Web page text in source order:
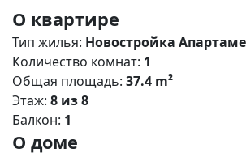
нас, Вы получаете: 1. 0% комиссии
ипотеки бесплатно; 2. Покупку
цене застройщика + акции, бонусы,
Экспертное мнение о каждом
интересы — наш приоритет! 4.
поддержку на всех этапах сделки до
ключей; 5. Фейерверк подарков🎁
нами и выбери свой ПОДАРОК! ЖК
О квартире
Тип жилья: Новостройка
Количество комнат: 1
Общая площадь: 37.4 m²
Этаж: 8 из 8
Балкон: 1
О доме